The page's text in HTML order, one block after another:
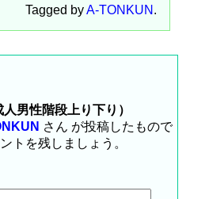
Tagged byA-TONKUN .
男性階段上り下り）
さん が投稿したもので
トを残しましょう。